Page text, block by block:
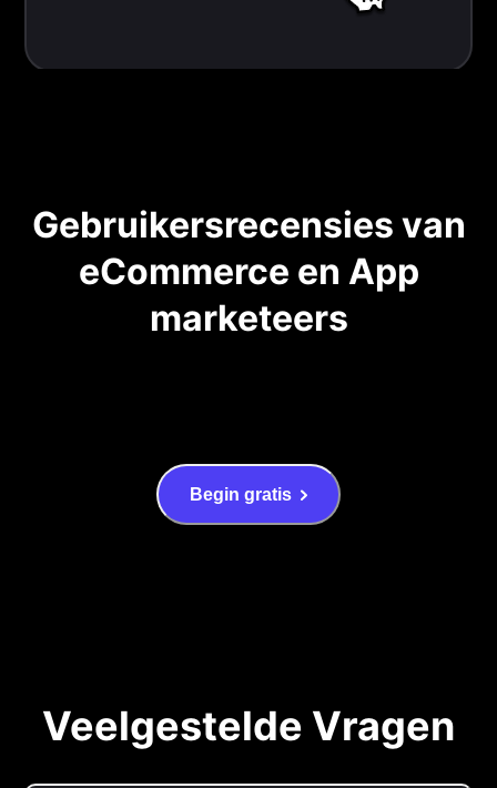
Gebruikersrecensies van
eCommerce en App
marketeers
Begin gratis
Veelgestelde Vragen